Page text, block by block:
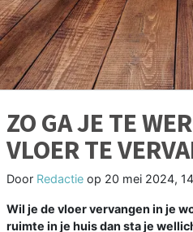
ZO GA JE TE
VLOER TE
Door Redactie op 20 mei 2024,
Wil je de vloer vervangen in je
ruimte in je huis dan sta je